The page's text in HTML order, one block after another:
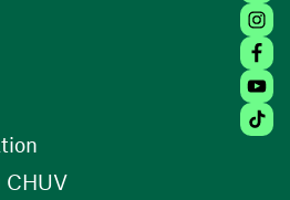
nouvelle fenêtre)
(ouvre une nouvelle
CHUV(ouvre une nouvelle